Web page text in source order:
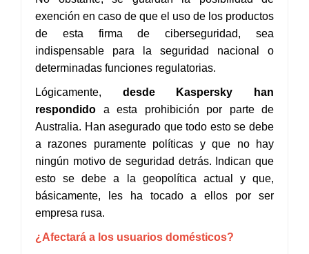
exención en caso de que el uso de los productos
de esta firma de ciberseguridad, sea
indispensable para la seguridad nacional o
determinadas funciones regulatorias.
Lógicamente, desde Kaspersky han
respondido a esta prohibición por parte de
Australia. Han asegurado que todo esto se debe
a razones puramente políticas y que no hay
ningún motivo de seguridad detrás. Indican que
esto se debe a la geopolítica actual y que,
básicamente, les ha tocado a ellos por ser
empresa rusa.
¿Afectará a los usuarios domésticos?